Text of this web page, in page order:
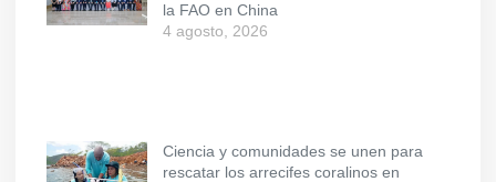
la FAO en China
4 agosto, 2026
Ciencia y comunidades se unen para
rescatar los arrecifes coralinos en